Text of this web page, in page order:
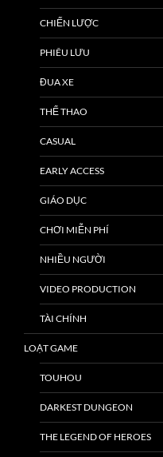
CHIẾN LƯỢC
PHIÊU LƯU
ĐUA XE
THỂ THAO
CASUAL
EARLY ACCESS
GIÁO DỤC
CHƠI MIỄN PHÍ
NHIỀU NGƯỜI
VIDEO PRODUCTION
TÀI CHÍNH
LOẠT GAME
TOUHOU
DARKEST DUNGEON
THE LEGEND OF HEROES